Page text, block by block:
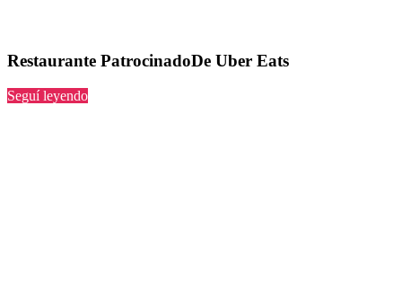
Restaurante PatrocinadoDe Uber Eats
Seguí leyendo“PatrocinadoDe